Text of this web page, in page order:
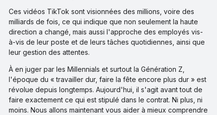
Ces vidéos TikTok sont visionnées des millions, voire des
milliards de fois, ce qui indique que non seulement la haute
direction a changé, mais aussi l'approche des employés vis-
à-vis de leur poste et de leurs tâches quotidiennes, ainsi que
leur gestion des attentes.
À en juger par les Millennials et surtout la Génération Z,
l'époque du « travailler dur, faire la fête encore plus dur » est
révolue depuis longtemps. Aujourd'hui, il s'agit avant tout de
faire exactement ce qui est stipulé dans le contrat. Ni plus, ni
moins. Nous allons maintenant vous aider à mieux comprendre